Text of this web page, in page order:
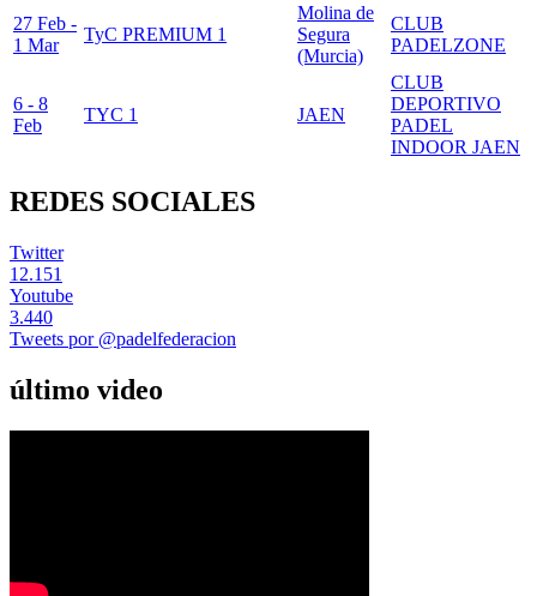
27 Feb -
1 Mar
TyC PREMIUM 1
Molina de
Segura
(Murcia)
CLUB
PADELZONE
6 - 8
Feb
TYC 1 JAEN
CLUB
DEPORTIVO
PADEL
INDOOR JAEN
REDES SOCIALES
Twitter
12.151
Youtube
3.440
Tweets por @padelfederacion
último video